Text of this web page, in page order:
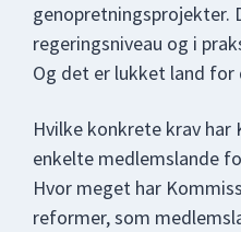
genopretningsprojekter.
regeringsniveau og i
Og det er lukket land for
Hvilke konkrete krav
enkelte medlemslande
Hvor meget har
reformer, som